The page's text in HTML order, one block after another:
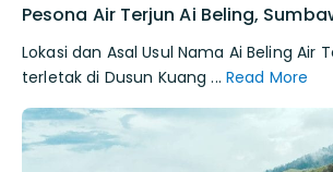
Pesona Air Terjun Ai Beling,
Lokasi dan Asal Usul Nama Ai Beling Air
terletak di Dusun Kuang ... Read More